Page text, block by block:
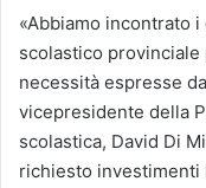
«Abbiamo incontrato
scolastico
necessità espresse
vicepresidente della
scolastica, David Di
richiesto